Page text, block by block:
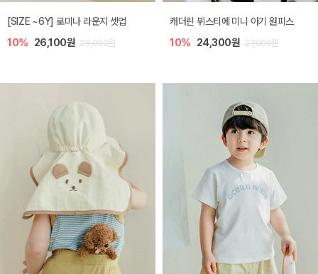
[SIZE ~6Y] 로미나 라운지 셋업
10% 26,100원 29,000원
캐더린 뷔스티에 미니 아기 원피스
10% 24,300원 27,000원